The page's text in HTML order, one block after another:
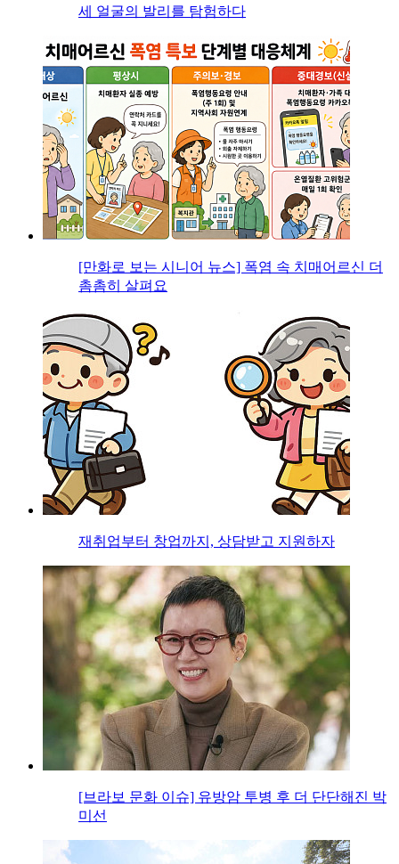
세 얼굴의 발리를 탐험하다
[만화로 보는 시니어 뉴스] 폭염 속 치매어르신 더
촘촘히 살펴요
재취업부터 창업까지, 상담받고 지원하자
[브라보 문화 이슈] 유방암 투병 후 더 단단해진 박
미선